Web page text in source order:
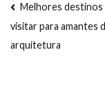
de
Melhores destinos
visitar para amantes
arquitetura